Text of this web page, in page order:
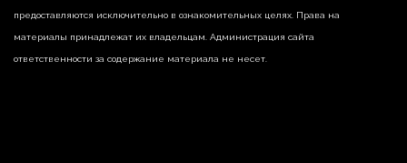
предоставляются исключительно в ознакомительных целях. Права на
материалы принадлежат их владельцам. Администрация сайта
ответственности за содержание материала не несет.